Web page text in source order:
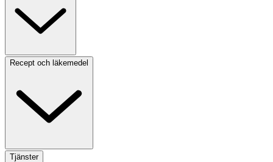
Recept och läkemedel
Tjänster